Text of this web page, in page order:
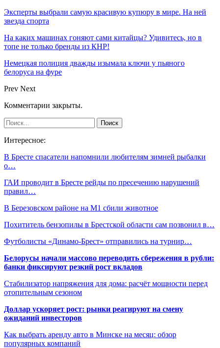
Эксперты выбрали самую красивую купюру в мире. На ней
звезда спорта
На каких машинах гоняют сами китайцы? Удивитесь, но в
топе не только бренды из КНР!
Немецкая полиция дважды изымала ключи у пьяного
белоруса на фуре
Prev Next
Комментарии закрыты.
Интересное:
В Бресте спасатели напомнили любителям зимней рыбалки
о…
ГАИ проводит в Бресте рейды по пресечению нарушений
правил…
В Березовском районе на М1 сбили животное
Похититель бензопилы в Брестской области сам позвонил в…
Футболисты «Динамо-Брест»‎ отправились на турнир…
Белорусы начали массово переводить сбережения в рубли:
банки фиксируют резкий рост вкладов
Стабилизатор напряжения для дома: расчёт мощности перед
отопительным сезоном
Доллар ускоряет рост: рынки реагируют на смену
ожиданий инвесторов
Как выбрать аренду авто в Минске на месяц: обзор
популярных компаний